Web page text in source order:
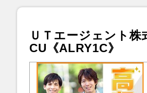
ＵＴエージェント
CU《ALRY1C》